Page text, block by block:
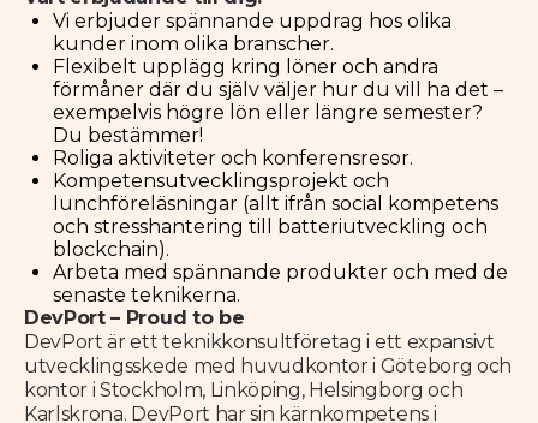
Vi erbjuder spännande uppdrag hos olika
kunder inom olika branscher.
Flexibelt upplägg kring löner och andra
förmåner där du själv väljer hur du vill ha det –
exempelvis högre lön eller längre semester?
Du bestämmer!
Roliga aktiviteter och konferensresor.
Kompetensutvecklingsprojekt och
lunchföreläsningar (allt ifrån social kompetens
och stresshantering till batteriutveckling och
blockchain).
Arbeta med spännande produkter och med de
senaste teknikerna.
DevPort – Proud to be
DevPort är ett teknikkonsultföretag i ett expansivt
utvecklingsskede med huvudkontor i Göteborg och
kontor i Stockholm, Linköping, Helsingborg och
Karlskrona. DevPort har sin kärnkompetens i